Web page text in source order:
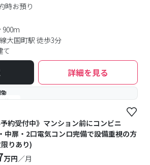
時お預り
900m
大国町駅 徒歩3分
て
詳細を見る
待ち
約受付中》マンション前にコンビニ
中扉・2口電気コンロ完備で設備重視の方
りあり)
万円／月